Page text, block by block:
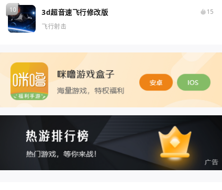
3d超音速飞行修改版
15
飞行射击